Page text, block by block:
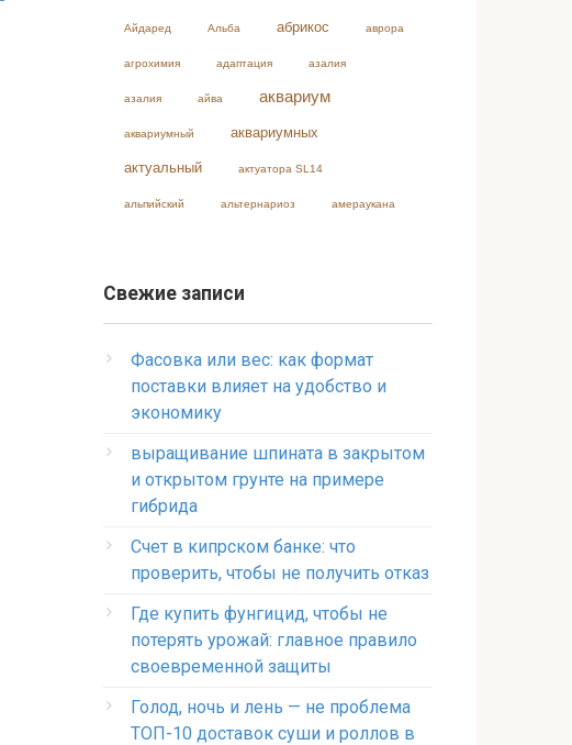
Айдаред Альба абрикос аврора
агрохимия адаптация азалия
азалия айва аквариум
аквариумный аквариумных
актуальный актуатора SL14
альпийский альтернариоз амераукана
Свежие записи
Фасовка или вес: как формат
поставки влияет на удобство и
экономику
выращивание шпината в закрытом
и открытом грунте на примере
гибрида
Счет в кипрском банке: что
проверить, чтобы не получить отказ
Где купить фунгицид, чтобы не
потерять урожай: главное правило
своевременной защиты
Голод, ночь и лень — не проблема
ТОП-10 доставок суши и роллов в